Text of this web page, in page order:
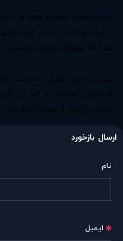
دختر با غیرت قصه پر غصه ما ،
در میان زباله ها ، دنبال کتاب
گفت که هیچگاه نخواهد
شیرین ، خوب خوبان ماه است و
که کودکی هایشان را گم می
باشند، برآوردن آرزوهای
ارسال بازخورد
نام
ایمیل